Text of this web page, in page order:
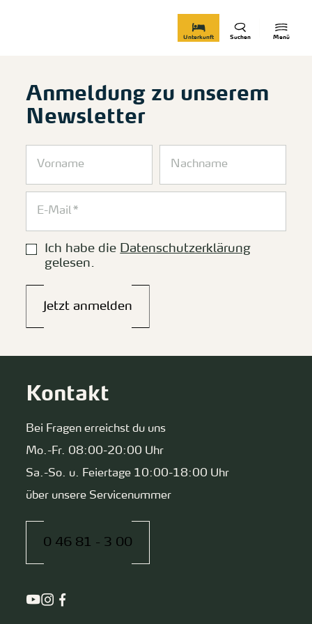
Menü
Suchen
Unterkunft
Anmeldung zu unserem
Newsletter
Ich habe die Datenschutzerklärung
gelesen.
Jetzt anmelden
Kontakt
Bei Fragen erreichst du uns
Mo.-Fr. 08:00-20:00 Uhr
Sa.-So. u. Feiertage 10:00-18:00 Uhr
über unsere Servicenummer
0 46 81 - 3 00